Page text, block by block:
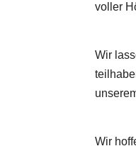
voller
Wir
Wir